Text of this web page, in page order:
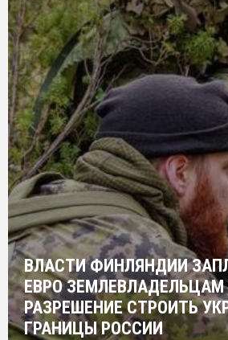
ВЛАСТИ ФИНЛЯНДИИ
ЕВРО ЗЕМЛЕВЛАДЕЛЬЦАМ
РАЗРЕШЕНИЕ СТРОИТЬ
ГРАНИЦЫ РОССИИ